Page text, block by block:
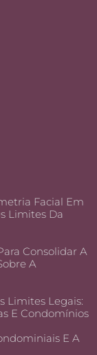
Facial Em
Limites Da
Consolidar A
A
Limites Legais:
E Condomínios
E A